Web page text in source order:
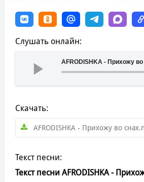
Слушать онлайн:
AFRODISHKA - Прихожу во
Скачать:
AFRODISHKA - Прихожу во
Текст песни:
Текст песни AFRODISHKA -